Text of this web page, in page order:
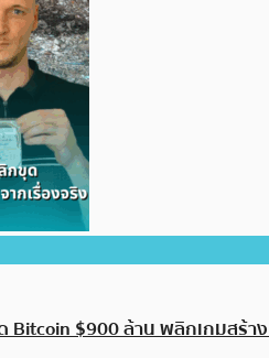
Bitcoin $900 ล้าน พลิกเกมสร้า